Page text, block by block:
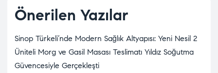
Önerilen Yazılar
Sinop Türkeli’nde Modern Sağlık Altyapısı: Yeni Nesil 2
Üniteli Morg ve Gasil Masası Teslimatı Yıldız Soğutma
Güvencesiyle Gerçekleşti